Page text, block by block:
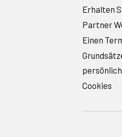
Erhalten
Partner
Einen
Cookies